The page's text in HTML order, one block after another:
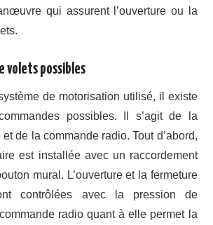
qui assurent l’ouverture ou la
volets possibles
de motorisation utilisé, il existe
possibles. Il s’agit de la
de la commande radio. Tout d’abord,
est installée avec un raccordement
mural. L’ouverture et la fermeture
contrôlées avec la pression de
commande radio quant à elle permet la